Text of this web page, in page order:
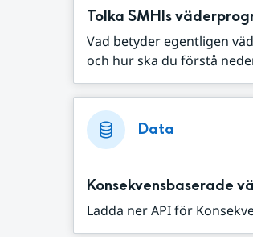
Tolka SMHIs
Vad betyder egentligen
och hur ska du förstå
Data
Konsekvensbaserade
Ladda ner API för